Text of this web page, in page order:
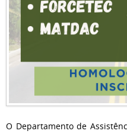
O Departamento de